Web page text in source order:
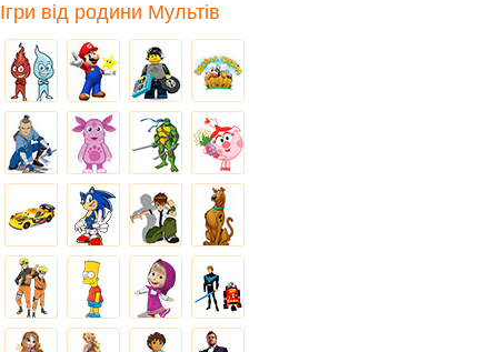
Ігри від родини Мультів